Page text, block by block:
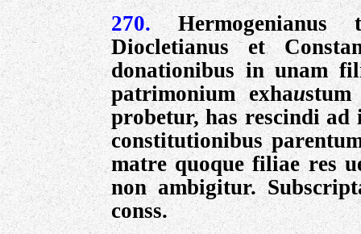
270.
Diocletianus et
donationibus in unam
patrimonium exhau
probetur, has rescindi
constitutionibus
matre quoque filiae res
non ambigitur.
conss.